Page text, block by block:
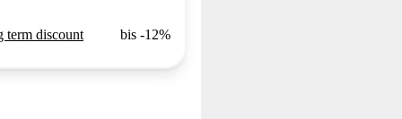
term discount bis -12%